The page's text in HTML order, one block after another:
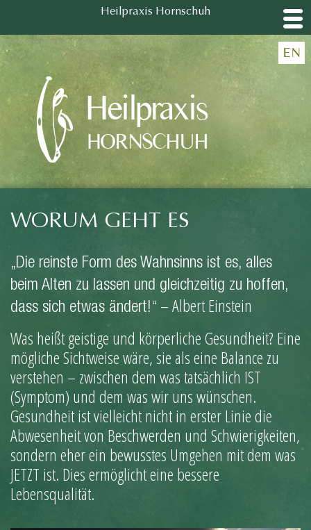
Heilpraxis Hornschuh EN
WORUM GEHT ES
„Die reinste Form des Wahnsinns ist es, alles
beim Alten zu lassen und gleichzeitig zu hoffen,
dass sich etwas ändert!“ – Albert Einstein
Was heißt geistige und körperliche Gesundheit? Eine
mögliche Sichtweise wäre, sie als eine Balance zu
verstehen – zwischen dem was tatsächlich IST
(Symptom) und dem was wir uns wünschen.
Gesundheit ist vielleicht nicht in erster Linie die
Abwesenheit von Beschwerden und Schwierigkeiten,
sondern eher ein bewusstes Umgehen mit dem was
JETZT ist. Dies ermöglicht eine bessere
Lebensqualität.
Heilpraxis Hornschuh